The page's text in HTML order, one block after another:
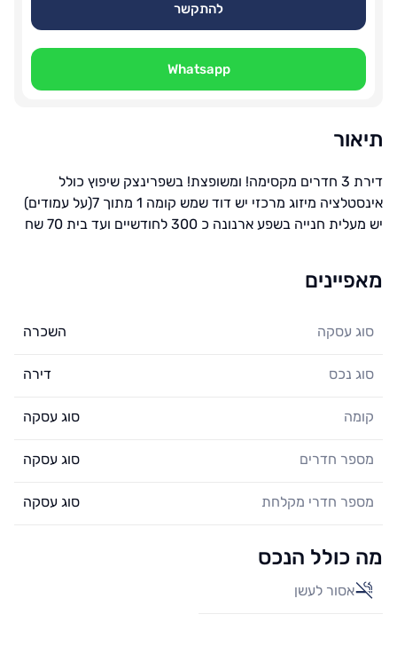
להתקשר
Whatsapp
תיאור
דירת 3 חדרים מקסימה! ומשופצת! בשפרינצק שיפוץ כולל
אינסטלציה מיזוג מרכזי יש דוד שמש קומה 1 מתוך 7(על עמודים)
יש מעלית חנייה בשפע ארנונה כ 300 לחודשיים ועד בית 70 שח
מאפיינים
סוג עסקה השכרה
סוג נכס דירה
קומה סוג עסקה
מספר חדרים סוג עסקה
מספר חדרי מקלחת סוג עסקה
מה כולל הנכס
אסור לעשן